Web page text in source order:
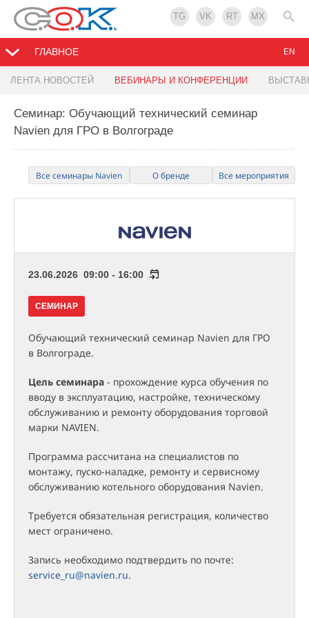
TG VK RT MX
ГЛАВНОЕ
ЛЕНТА НОВОСТЕЙ ВЕБИНАРЫ И КОНФЕРЕНЦИИ
EN
Семинар: Обучающий технический семинар
Navien для ГРО в Волгограде
Все семинары Navien О бренде Все мероприятия
23.06.2026 09:00 - 16:00
СЕМИНАР
Обучающий технический семинар Navien для ГРО
в Волгограде.
Цель семинара - прохождение курса обучения по
вводу в эксплуатацию, настройке, техническому
обслуживанию и ремонту оборудования торговой
марки NAVIEN.
Программа рассчитана на специалистов по
монтажу, пуско-наладке, ремонту и сервисному
обслуживанию котельного оборудования Navien.
Требуется обязательная регистрация, количество
мест ограничено.
Запись необходимо подтвердить по почте:
service_ru@navien.ru.